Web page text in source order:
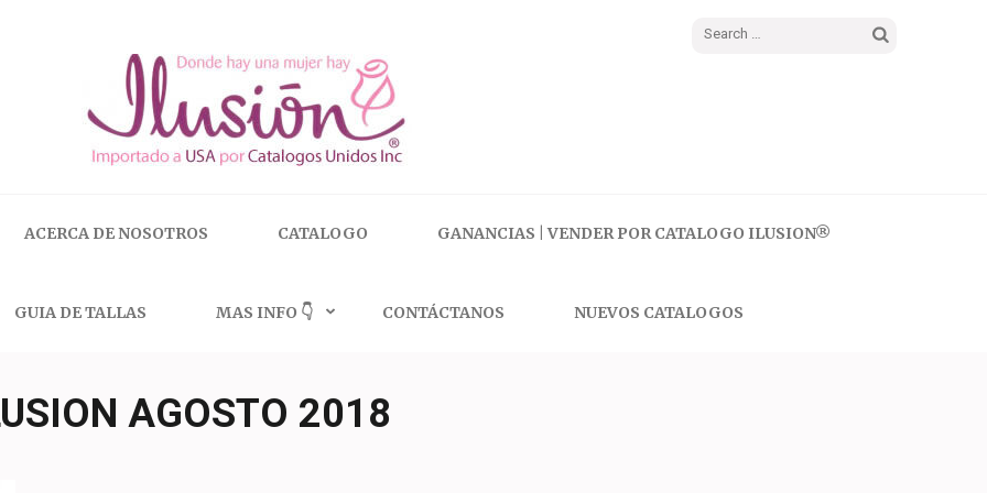
Search
ACERCA DE NOSOTROS CATALOGO GANANCIAS | VENDER POR CATALOGO ILUSION®
GUIA DE TALLAS MAS INFO 👇 CONTÁCTANOS NUEVOS CATALOGOS
AGOSTO 2018